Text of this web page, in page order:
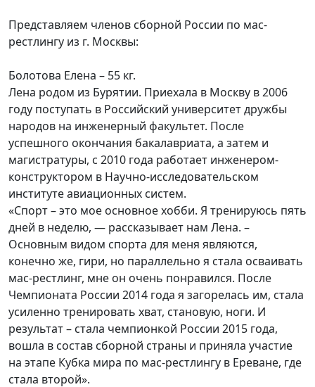
Представляем членов сборной России по мас-
рестлингу из г. Москвы:
Болотова Елена – 55 кг.
Лена родом из Бурятии. Приехала в Москву в 2006
году поступать в Российский университет дружбы
народов на инженерный факультет. После
успешного окончания бакалавриата, а затем и
магистратуры, с 2010 года работает инженером-
конструктором в Научно-исследовательском
институте авиационных систем.
«Спорт – это мое основное хобби. Я тренируюсь пять
дней в неделю, — рассказывает нам Лена. –
Основным видом спорта для меня являются,
конечно же, гири, но параллельно я стала осваивать
мас-рестлинг, мне он очень понравился. После
Чемпионата России 2014 года я загорелась им, стала
усиленно тренировать хват, становую, ноги. И
результат – стала чемпионкой России 2015 года,
вошла в состав сборной страны и приняла участие
на этапе Кубка мира по мас-рестлингу в Ереване, где
стала второй».